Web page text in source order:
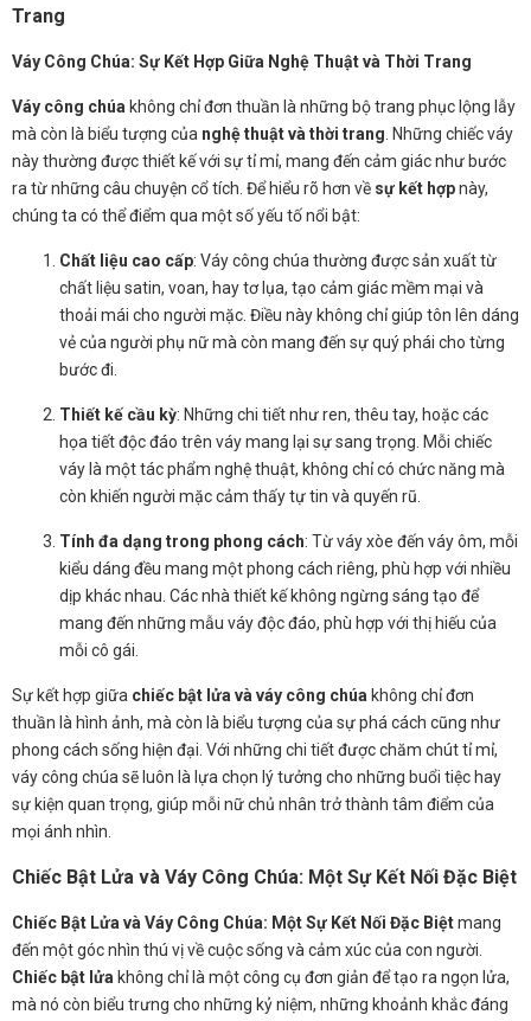
Trang
Váy Công Chúa: Sự Kết Hợp Giữa Nghệ Thuật và Thời Trang
Váy công chúa không chỉ đơn thuần là những bộ trang phục lộng lẫy
mà còn là biểu tượng của nghệ thuật và thời trang . Những chiếc váy
này thường được thiết kế với sự tỉ mỉ, mang đến cảm giác như bước
ra từ những câu chuyện cổ tích. Để hiểu rõ hơn về sự kết hợpnày,
chúng ta có thể điểm qua một số yếu tố nổi bật:
Chất liệu cao cấp: Váy công chúa thường được sản xuất từ
chất liệu satin, voan, hay tơ lụa, tạo cảm giác mềm mại và
thoải mái cho người mặc. Điều này không chỉ giúp tôn lên dáng
vẻ của người phụ nữ mà còn mang đến sự quý phái cho từng
bước đi.
Thiết kế cầu kỳ: Những chi tiết như ren, thêu tay, hoặc các
họa tiết độc đáo trên váy mang lại sự sang trọng. Mỗi chiếc
váy là một tác phẩm nghệ thuật, không chỉ có chức năng mà
còn khiến người mặc cảm thấy tự tin và quyến rũ.
Tính đa dạng trong phong cách: Từ váy xòe đến váy ôm, mỗi
kiểu dáng đều mang một phong cách riêng, phù hợp với nhiều
dịp khác nhau. Các nhà thiết kế không ngừng sáng tạo để
mang đến những mẫu váy độc đáo, phù hợp với thị hiếu của
mỗi cô gái.
Sự kết hợp giữa chiếc bật lửa và váy công chúa không chỉ đơn
thuần là hình ảnh, mà còn là biểu tượng của sự phá cách cũng như
phong cách sống hiện đại. Với những chi tiết được chăm chút tỉ mỉ,
váy công chúa sẽ luôn là lựa chọn lý tưởng cho những buổi tiệc hay
sự kiện quan trọng, giúp mỗi nữ chủ nhân trở thành tâm điểm của
mọi ánh nhìn.
Chiếc Bật Lửa và Váy Công Chúa: Một Sự Kết Nối Đặc Biệt
Chiếc Bật Lửa và Váy Công Chúa: Một Sự Kết Nối Đặc Biệtmang
đến một góc nhìn thú vị về cuộc sống và cảm xúc của con người.
Chiếc bật lửa không chỉ là một công cụ đơn giản để tạo ra ngọn lửa,
mà nó còn biểu trưng cho những kỷ niệm, những khoảnh khắc đáng